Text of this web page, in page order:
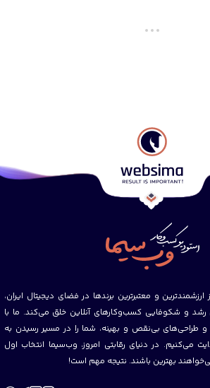
و معتبرترین برندها در فضای دیجیتال ایران،
رشد و شکوفایی کسب‌وکارهای آنلاین خلق می‌کند.ما با
و طراحی‌های بی‌نقص و بهینه‌، شما را در مسیر رسیدن به
می‌کنیم.در دنیای رقابتی امروز، وب‌سیما انتخاب اول
بهترین باشند.نتیجه مهم است!